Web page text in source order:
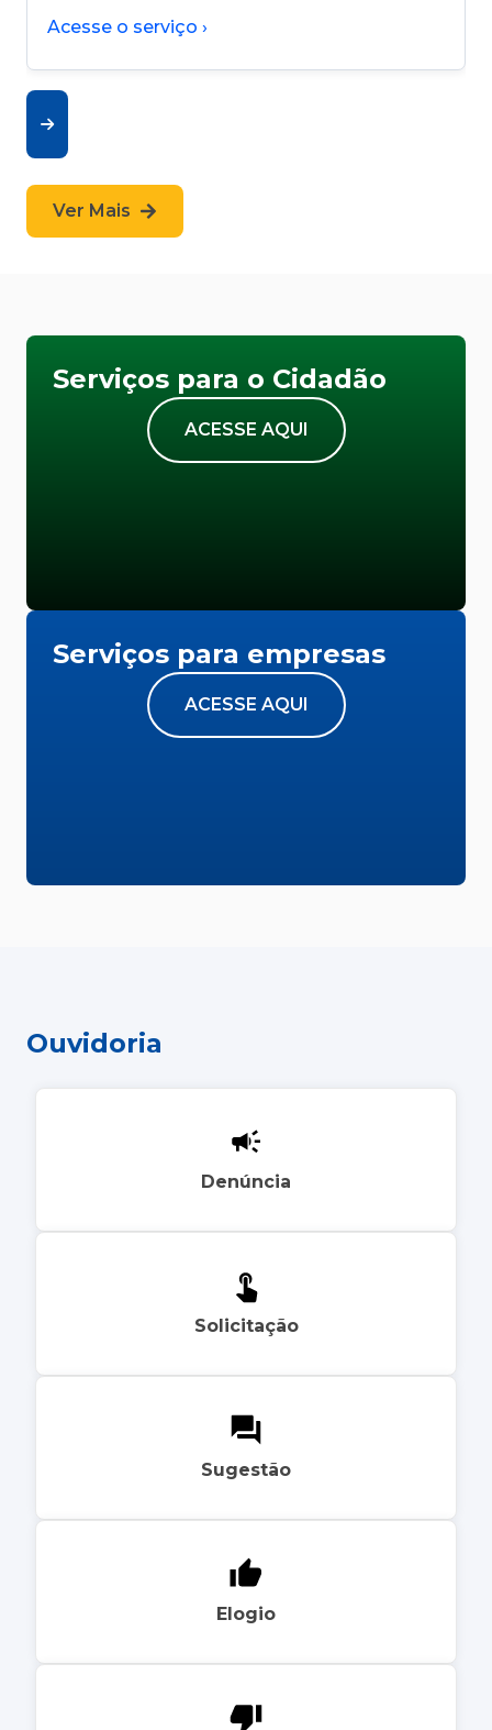
Acesse o serviço ›
Ver Mais
Serviços para o Cidadão
ACESSE AQUI
Serviços para empresas
ACESSE AQUI
Ouvidoria
Denúncia
Solicitação
Sugestão
Elogio